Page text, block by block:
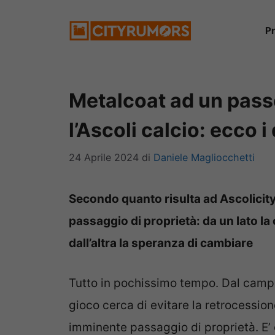
Metalcoat ad un
l’Ascoli calcio: ecco
24 Aprile 2024 di Daniele Magliocchetti
Secondo quanto risulta ad
passaggio di proprietà: da un lato
dall’altra la speranza di cambiare
Tutto in pochissimo tempo. Dal
gioco cerca di evitare la
imminente passaggio di proprietà.